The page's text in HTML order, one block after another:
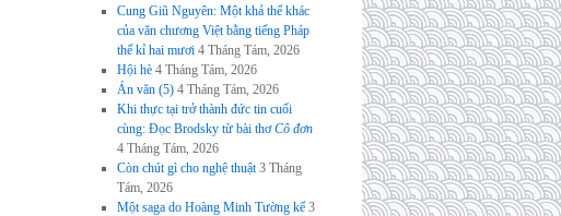
Cung Giũ Nguyên: Một khả thể khác
của văn chương Việt bằng tiếng Pháp
thế kỉ hai mươi 4 Tháng Tám, 2026
Hội hè 4 Tháng Tám, 2026
Án văn (5) 4 Tháng Tám, 2026
Khi thực tại trở thành đức tin cuối
cùng: Đọc Brodsky từ bài thơCô đơn
4 Tháng Tám, 2026
Còn chút gì cho nghệ thuật 3 Tháng
Tám, 2026
Một saga do Hoàng Minh Tường kể 3